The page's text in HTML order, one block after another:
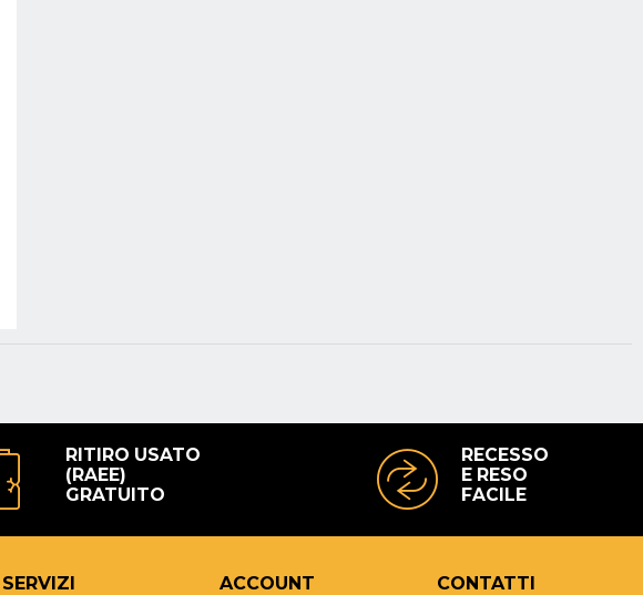
RITIRO USATO
(RAEE)
GRATUITO
RECESSO
E RESO
FACILE
SERVIZI ACCOUNT CONTATTI